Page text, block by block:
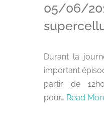
05/06/
Durant la
important
partir de
pour… Read